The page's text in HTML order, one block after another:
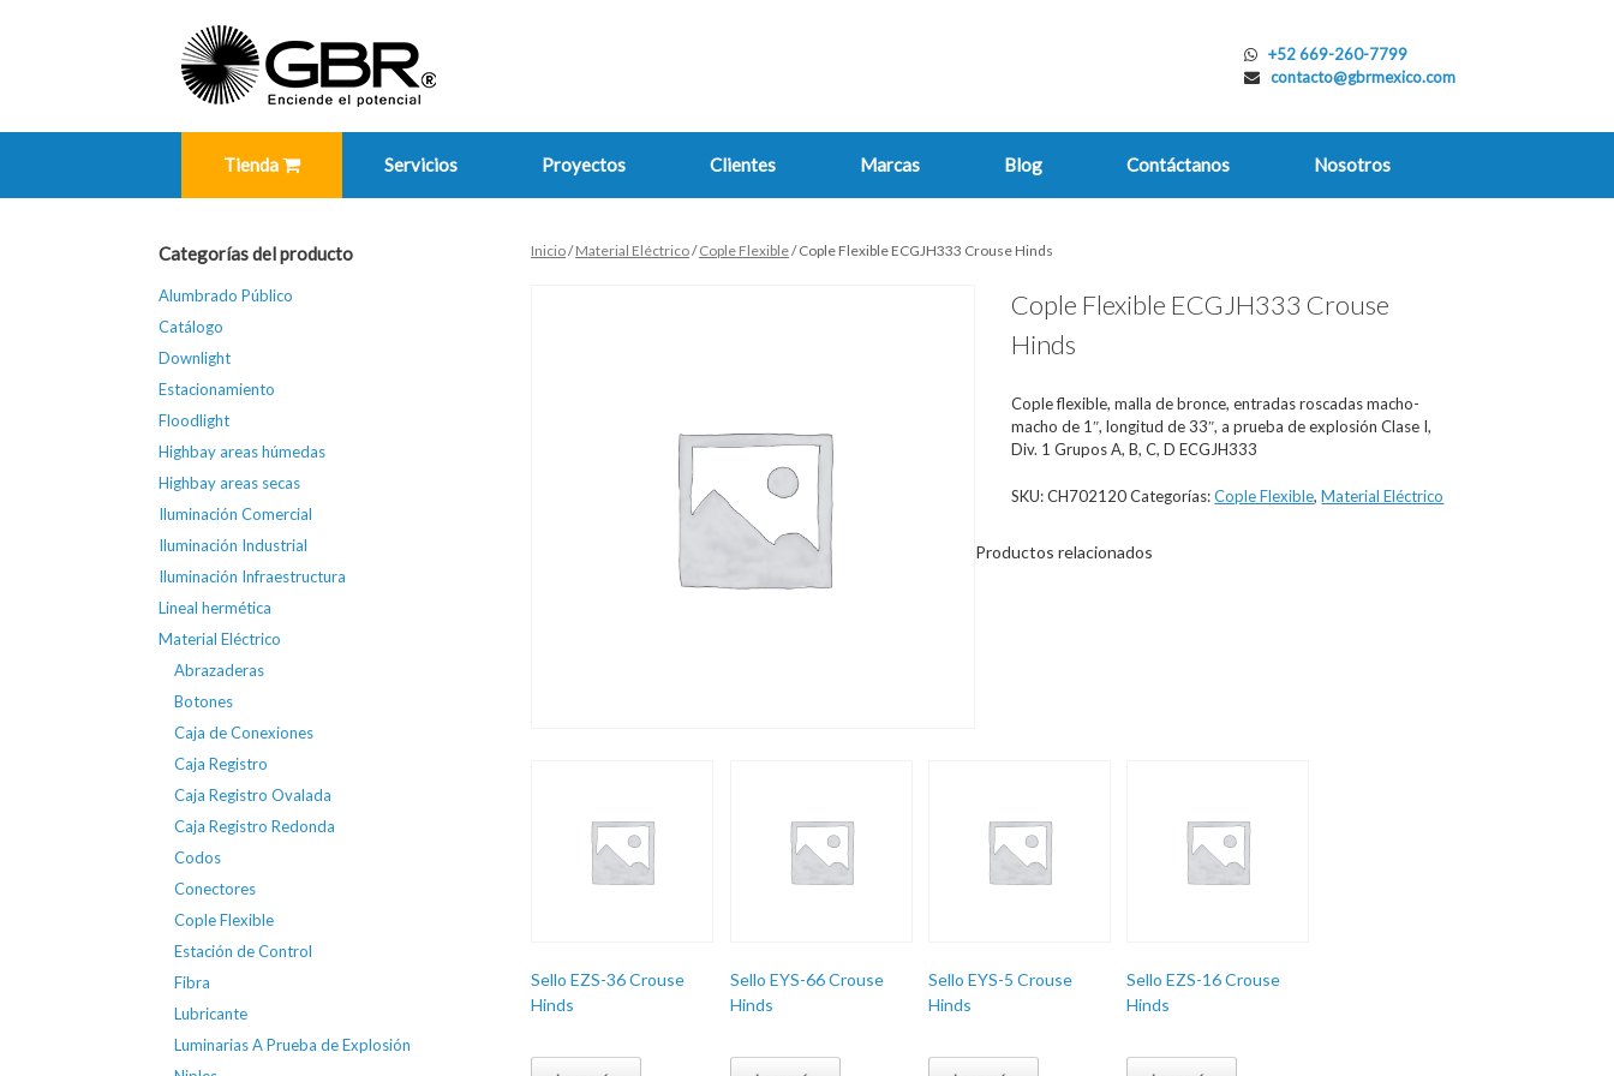
+52 669-260-7799
contacto@gbrmexico.com
Tienda Servicios Proyectos Clientes Marcas Blog Contáctanos Nosotros
Inicio/Material Eléctrico/Cople Flexible/ Cople Flexible ECGJH333 Crouse Hinds
Cople Flexible ECGJH333 Crouse
Hinds
Cople flexible, malla de bronce, entradas roscadas macho-
macho de 1″, longitud de 33″, a prueba de explosión Clase I,
Div. 1 Grupos A, B, C, D ECGJH333
SKU:CH702120 Categorías:Cople Flexible,Material Eléctrico
Productos relacionados
Sello EZS-36 Crouse
Hinds
Sello EYS-66 Crouse
Hinds
Sello EYS-5 Crouse
Hinds
Sello EZS-16 Crouse
Hinds
Categorías del producto
Alumbrado Público
Catálogo
Downlight
Estacionamiento
Floodlight
Highbay areas húmedas
Highbay areas secas
Iluminación Comercial
Iluminación Industrial
Iluminación Infraestructura
Lineal hermética
Material Eléctrico
Abrazaderas
Botones
Caja de Conexiones
Caja Registro
Caja Registro Ovalada
Caja Registro Redonda
Codos
Conectores
Cople Flexible
Estación de Control
Fibra
Lubricante
Luminarias A Prueba de Explosión